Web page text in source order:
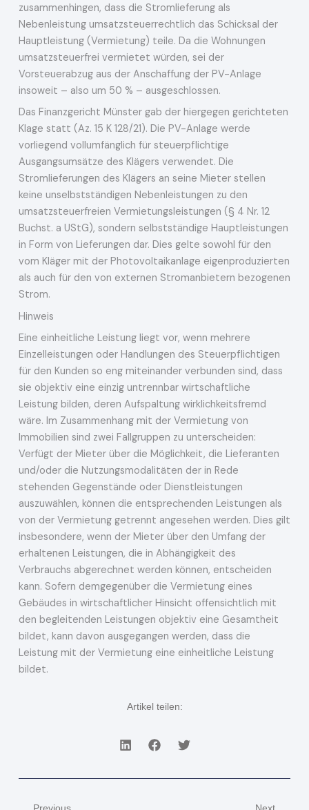
zusammenhingen, dass die Stromlieferung als
Nebenleistung umsatzsteuerrechtlich das Schicksal der
Hauptleistung (Vermietung) teile. Da die Wohnungen
umsatzsteuerfrei vermietet würden, sei der
Vorsteuerabzug aus der Anschaffung der PV-Anlage
insoweit – also um 50 % – ausgeschlossen.
Das Finanzgericht Münster gab der hiergegen gerichteten
Klage statt (Az. 15 K 128/21). Die PV-Anlage werde
vorliegend vollumfänglich für steuerpflichtige
Ausgangsumsätze des Klägers verwendet. Die
Stromlieferungen des Klägers an seine Mieter stellen
keine unselbstständigen Nebenleistungen zu den
umsatzsteuerfreien Vermietungsleistungen (§ 4 Nr. 12
Buchst. a UStG), sondern selbstständige Hauptleistungen
in Form von Lieferungen dar. Dies gelte sowohl für den
vom Kläger mit der Photovoltaikanlage eigenproduzierten
als auch für den von externen Stromanbietern bezogenen
Strom.
Hinweis
Eine einheitliche Leistung liegt vor, wenn mehrere
Einzelleistungen oder Handlungen des Steuerpflichtigen
für den Kunden so eng miteinander verbunden sind, dass
sie objektiv eine einzig untrennbar wirtschaftliche
Leistung bilden, deren Aufspaltung wirklichkeitsfremd
wäre. Im Zusammenhang mit der Vermietung von
Immobilien sind zwei Fallgruppen zu unterscheiden:
Verfügt der Mieter über die Möglichkeit, die Lieferanten
und/oder die Nutzungsmodalitäten der in Rede
stehenden Gegenstände oder Dienstleistungen
auszuwählen, können die entsprechenden Leistungen als
von der Vermietung getrennt angesehen werden. Dies gilt
insbesondere, wenn der Mieter über den Umfang der
erhaltenen Leistungen, die in Abhängigkeit des
Verbrauchs abgerechnet werden können, entscheiden
kann. Sofern demgegenüber die Vermietung eines
Gebäudes in wirtschaftlicher Hinsicht offensichtlich mit
den begleitenden Leistungen objektiv eine Gesamtheit
bildet, kann davon ausgegangen werden, dass die
Leistung mit der Vermietung eine einheitliche Leistung
bildet.
Artikel teilen: